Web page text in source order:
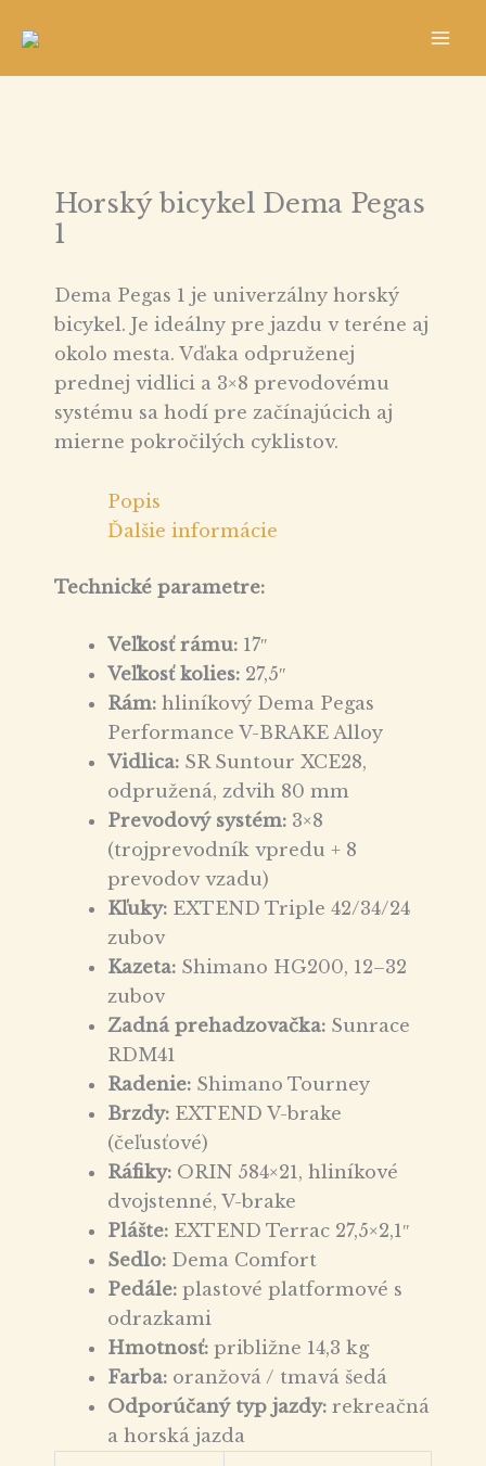
na
obsah
Horský bicykel Dema Pegas
1
Dema Pegas 1 je univerzálny horský
bicykel. Je ideálny pre jazdu v teréne aj
okolo mesta. Vďaka odpruženej
prednej vidlici a 3×8 prevodovému
systému sa hodí pre začínajúcich aj
mierne pokročilých cyklistov.
Popis
Ďalšie informácie
Technické parametre:
Veľkosť rámu: 17″
Veľkosť kolies: 27,5″
Rám: hliníkový Dema Pegas
Performance V-BRAKE Alloy
Vidlica: SR Suntour XCE28,
odpružená, zdvih 80 mm
Prevodový systém: 3×8
(trojprevodník vpredu + 8
prevodov vzadu)
Kľuky: EXTEND Triple 42/34/24
zubov
Kazeta: Shimano HG200, 12–32
zubov
Zadná prehadzovačka: Sunrace
RDM41
Radenie: Shimano Tourney
Brzdy: EXTEND V-brake
(čeľusťové)
Ráfiky: ORIN 584×21, hliníkové
dvojstenné, V-brake
Plášte: EXTEND Terrac 27,5×2,1″
Sedlo: Dema Comfort
Pedále: plastové platformové s
odrazkami
Hmotnosť: približne 14,3 kg
Farba: oranžová / tmavá šedá
Odporúčaný typ jazdy: rekreačná
a horská jazda